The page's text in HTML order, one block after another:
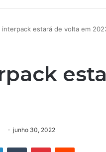
interpack estará de volta em
junho 30, 2022
LinkedinTumblr PinterestReddit